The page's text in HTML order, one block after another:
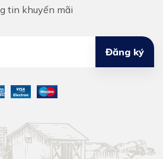
tin khuyến mãi
Đăng ký